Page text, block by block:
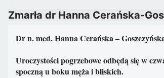
Zmarła dr Hanna Cerańska-
Dr n. med. Hanna Cerańska –
Uroczystości pogrzebowe odbędą się w
spoczną u boku męża i bliskich.